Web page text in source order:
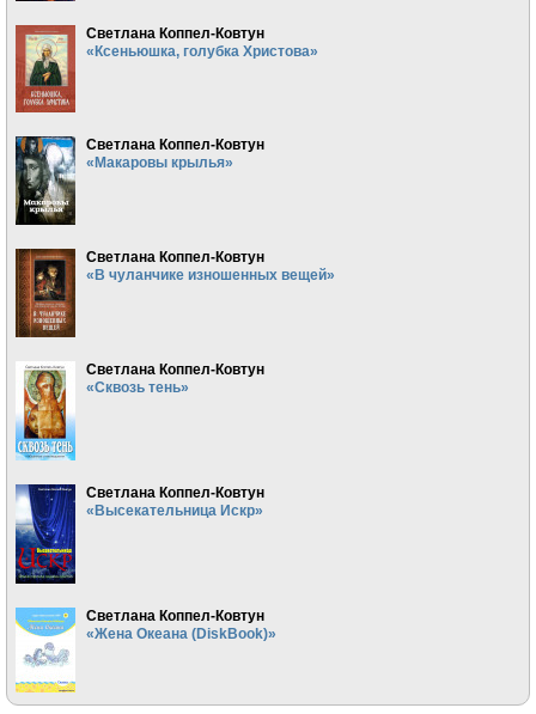
Светлана Коппел-Ковтун
«Ксеньюшка, голубка Христова»
Светлана Коппел-Ковтун
«Макаровы крылья»
Светлана Коппел-Ковтун
«В чуланчике изношенных вещей»
Светлана Коппел-Ковтун
«Сквозь тень»
Светлана Коппел-Ковтун
«Высекательница Искр»
Светлана Коппел-Ковтун
«Жена Океана (DiskBook)»